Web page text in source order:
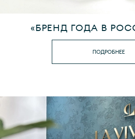
«БРЕНД ГОДА В
ПОДРОБНЕЕ